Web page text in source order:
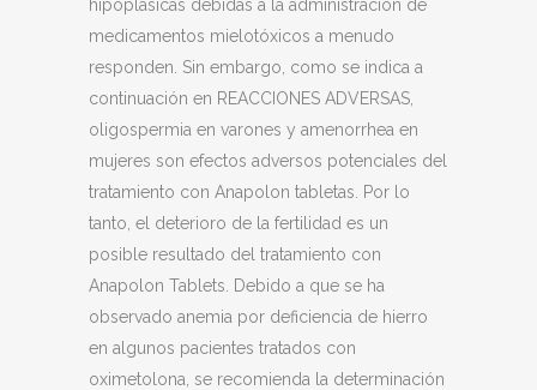
hipoplásicas debidas a la administración de
medicamentos mielotóxicos a menudo
responden. Sin embargo, como se indica a
continuación en REACCIONES ADVERSAS,
oligospermia en varones y amenorrhea en
mujeres son efectos adversos potenciales del
tratamiento con Anapolon tabletas. Por lo
tanto, el deterioro de la fertilidad es un
posible resultado del tratamiento con
Anapolon Tablets. Debido a que se ha
observado anemia por deficiencia de hierro
en algunos pacientes tratados con
oximetolona, se recomienda la determinación